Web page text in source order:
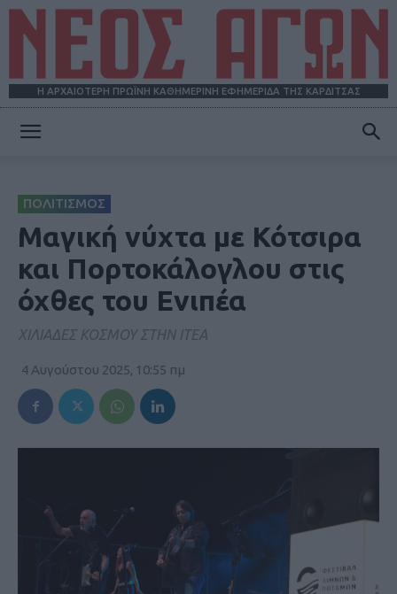
Η ΑΡΧΑΙΟΤΕΡΗ ΠΡΩΪΝΗ ΚΑΘΗΜΕΡΙΝΗ ΕΦΗΜΕΡΙΔΑ ΤΗΣ ΚΑΡΔΙΤΣΑΣ
ΠΟΛΙΤΙΣΜΟΣ
Μαγική νύχτα με Κότσιρα
και Πορτοκάλογλου στις
όχθες του Ενιπέα
ΧΙΛΙΑΔΕΣ ΚΟΣΜΟΥ ΣΤΗΝ ΙΤΕΑ
4 Αυγούστου 2025, 10:55 πμ